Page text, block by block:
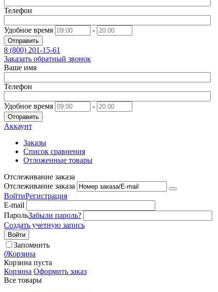
Телефон
Удобное время -
Отправить
8 (800) 201-15-61
Заказать обратный звонок
Ваше имя
Телефон
Удобное время -
Отправить
Аккаунт
Заказы
Список сравнения
Отложенные товары
Отслеживание заказа
Отслеживание заказа
ВойтиРегистрация
E-mail
ПарольЗабыли пароль?
Создать учетную запись
Войти
Запомнить
0Корзина
Корзина пуста
Корзина Оформить заказ
Все товары